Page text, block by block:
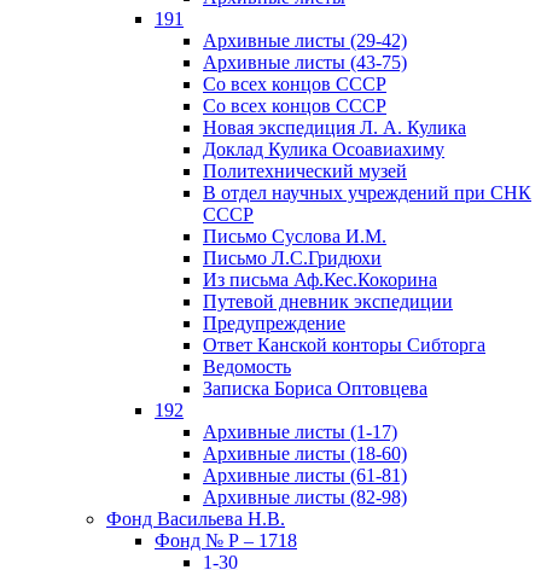
191
Архивные листы (29-42)
Архивные листы (43-75)
Со всех концов СССР
Со всех концов СССР
Новая экспедиция Л. А. Кулика
Доклад Кулика Осоавиахиму
Политехнический музей
В отдел научных учреждений при СНК
СССР
Письмо Суслова И.М.
Письмо Л.С.Гридюхи
Из письма Аф.Кес.Кокорина
Путевой дневник экспедиции
Предупреждение
Ответ Канской конторы Сибторга
Ведомость
Записка Бориса Оптовцева
192
Архивные листы (1-17)
Архивные листы (18-60)
Архивные листы (61-81)
Архивные листы (82-98)
Фонд Васильева Н.В.
Фонд № Р – 1718
1-30